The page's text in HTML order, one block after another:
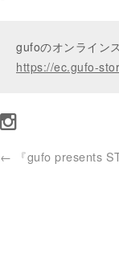
gufoのオンライン
https://ec.gufo-
← 『gufo presents